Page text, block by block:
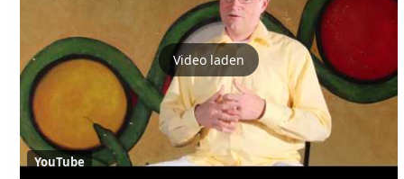
Video laden
YouTube